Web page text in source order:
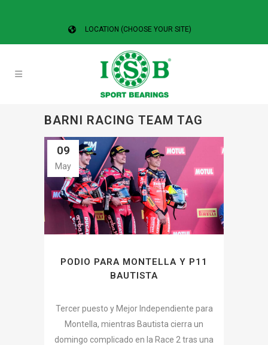
LOCATION (CHOOSE YOUR SITE)
BARNI RACING TEAM TAG
09
May
PODIO PARA MONTELLA Y P11
BAUTISTA
Tercer puesto y Mejor Independiente para
Montella, mientras Bautista cierra un
domingo complicado en la Race 2 tras una